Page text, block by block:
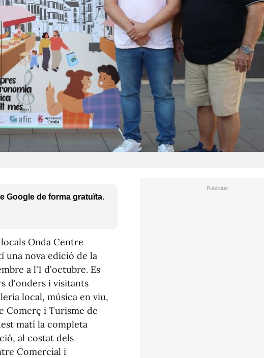
Google de forma gratuïta.
Onda Centre
una nova edició de la
a l'1 d'octubre. Es
d'onders i visitants
local, música en viu,
Comerç i Turisme de
matí la completa
al costat dels
Comercial i